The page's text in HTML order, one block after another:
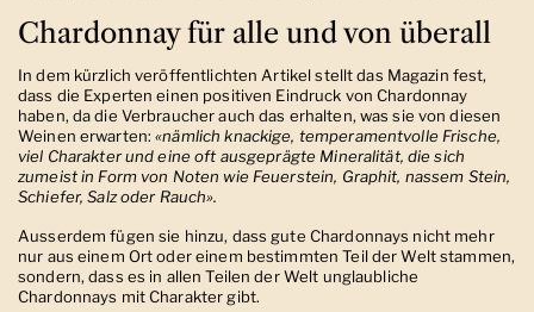
Chardonnay für alle und von überall
In dem kürzlich veröffentlichten Artikel stellt das Magazin fest,
dass die Experten einen positiven Eindruck von Chardonnay
haben, da die Verbraucher auch das erhalten, was sie von diesen
Weinen erwarten:«nämlich knackige, temperamentvolle Frische,
viel Charakter und eine oft ausgeprägte Mineralität, die sich
zumeist in Form von Noten wie Feuerstein, Graphit, nassem Stein,
Schiefer, Salz oder Rauch».
Ausserdem fügen sie hinzu, dass gute Chardonnays nicht mehr
nur aus einem Ort oder einem bestimmten Teil der Welt stammen,
sondern, dass es in allen Teilen der Welt unglaubliche
Chardonnays mit Charakter gibt.